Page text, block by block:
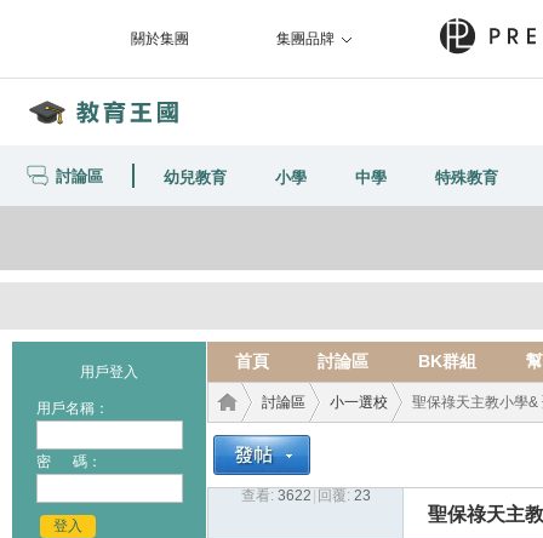
關於集團 集團品牌
討論區 幼兒教育 小學 中學 特殊教育
用戶登入
用戶名稱：
密 碼：
登入
首頁 討論區 BK群組
›
討論區
›
小一選校 聖保祿天主教小學&
查看: 3622 回覆: 23
聖保祿天主